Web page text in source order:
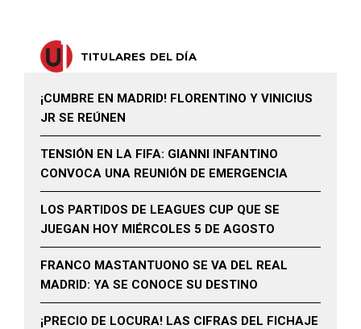
TITULARES DEL DÍA
¡CUMBRE EN MADRID! FLORENTINO Y VINICIUS
JR SE REÚNEN
TENSIÓN EN LA FIFA: GIANNI INFANTINO
CONVOCA UNA REUNIÓN DE EMERGENCIA
LOS PARTIDOS DE LEAGUES CUP QUE SE
JUEGAN HOY MIÉRCOLES 5 DE AGOSTO
FRANCO MASTANTUONO SE VA DEL REAL
MADRID: YA SE CONOCE SU DESTINO
¡PRECIO DE LOCURA! LAS CIFRAS DEL FICHAJE